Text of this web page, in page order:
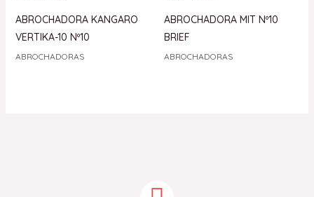
ABROCHADORA KANGARO
VERTIKA-10 Nº10
ABROCHADORAS
ABROCHADORA MIT Nº10
BRIEF
ABROCHADORAS